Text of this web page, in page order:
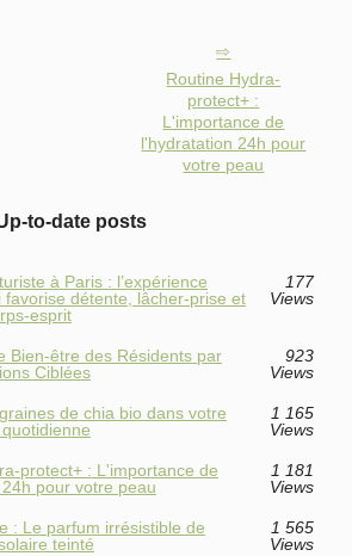
Routine Hydra-
protect+ :
L'importance de
l'hydratation 24h pour
votre peau
to-date posts
à Paris : l’expérience
favorise détente, lâcher-prise et
esprit
177
Views
Bien-être des Résidents par
Ciblées
923
Views
de chia bio dans votre
1 165
Views
protect+ : L'importance de
pour votre peau
1 181
Views
: Le parfum irrésistible de
teinté
1 565
Views